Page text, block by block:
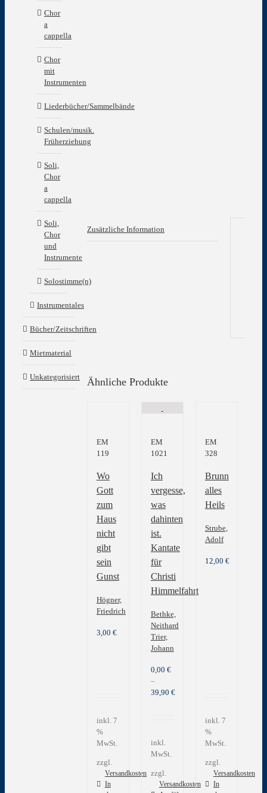
Zusätzliche Information
Ähnliche Produkte
EM
119
Wo
Gott
zum
Haus
nicht
gibt
sein
Gunst
Högner,
Friedrich
3,00 €
inkl. 7
%
MwSt.
zzgl.
Versandkosten
In
EM
1021
Ich
vergesse,
was
dahinten
ist.
Kantate
für
Christi
Himmelfahrt
Bethke,
Neithard
Trier,
Johann
0,00 €
–
39,90 €
inkl.
MwSt.
zzgl.
Versandkosten
EM
328
Brunn
alles
Heils
Strube,
Adolf
12,00 €
inkl. 7
%
MwSt.
zzgl.
Versandkosten
In
Chor
a
cappella
Chor
mit
Instrumenten
Liederbücher/Sammelbände
Schulen/musik.
Früherziehung
Soli,
Chor
a
cappella
Soli,
Chor
und
Instrumente
Solostimme(n)
Instrumentales
Bücher/Zeitschriften
Mietmaterial
Unkategorisiert